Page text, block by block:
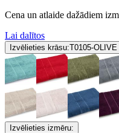
Cena un atlaide dažādiem
Lai dalītos
Izvēlieties krāsu:T0105-OLIVE
Izvēlieties izmēru: